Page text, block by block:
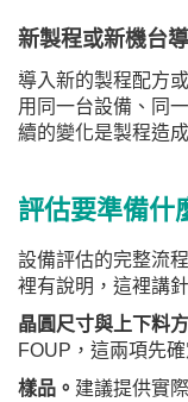
新製程或新機台
導入新的製程配方
用同一台設備、同
續的變化是製程造
評估要準備什
設備評估的完整流
裡有說明，這裡講
晶圓尺寸與上下料
FOUP，這兩項先
樣品。 建議提供實